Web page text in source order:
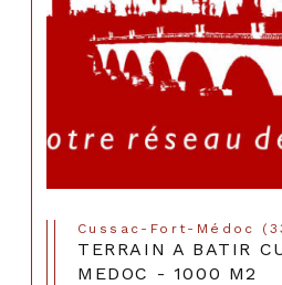
Cussac-Fort-Médoc
TERRAIN A BATIR
MEDOC - 1000 M2